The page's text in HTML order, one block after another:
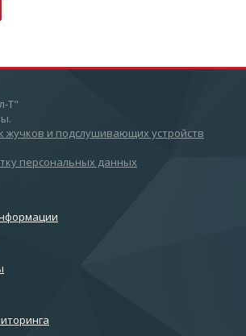
Т"
жучков и подслушивающих устройств
персональных данных